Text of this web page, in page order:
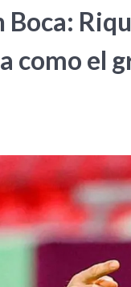
Boca:
como el